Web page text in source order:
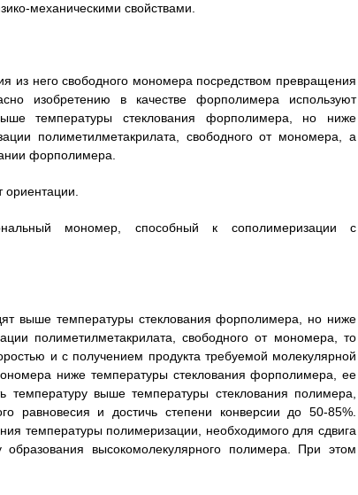
механическими свойствами.
из него свободного мономера посредством превращения
изобретению в качестве форполимера используют
температуры стеклования форполимера, но ниже
полиметилметакрилата, свободного от мономера, а
форполимера.
мономер, способный к сополимеризации с
выше температуры стеклования форполимера, но ниже
полиметилметакрилата, свободного от мономера, то
и с получением продукта требуемой молекулярной
ниже температуры стеклования форполимера, ее
температуру выше температуры стеклования полимера,
равновесия и достичь степени конверсии до 50-85%.
температуры полимеризации, необходимого для сдвига
образования высокомолекулярного полимера. При этом